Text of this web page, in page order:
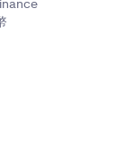
他貸款相關費